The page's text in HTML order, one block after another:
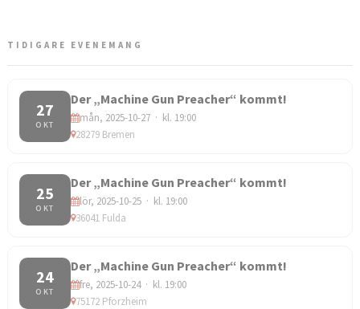
TIDIGARE EVENEMANG
27
OKT
Der „Machine Gun Preacher“ kommt!
mån, 2025-10-27 · kl. 19:00
28279 Bremen
25
OKT
Der „Machine Gun Preacher“ kommt!
lör, 2025-10-25 · kl. 19:00
36041 Fulda
24
OKT
Der „Machine Gun Preacher“ kommt!
fre, 2025-10-24 · kl. 19:00
75172 Pforzheim